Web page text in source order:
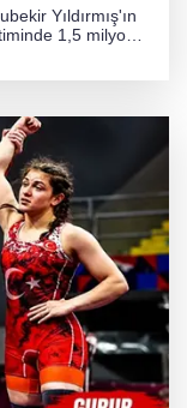
Yıldırmış'ın
1,5 milyon